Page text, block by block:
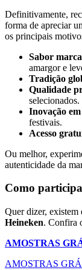
Definitivamente,
forma de apreciar
os principais
Sabor
amargor e
Tradição
Qualidade
selecionados.
Inovação
festivais.
Acesso
Ou melhor,
autenticidade da
Como
Quer dizer, existem
Heineken. Confira
AMOSTRAS
AMOSTRAS